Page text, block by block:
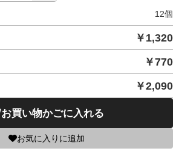
12個
￥ 1,320
￥770
￥2,090
お買い物かごに入れる
お気に入りに追加